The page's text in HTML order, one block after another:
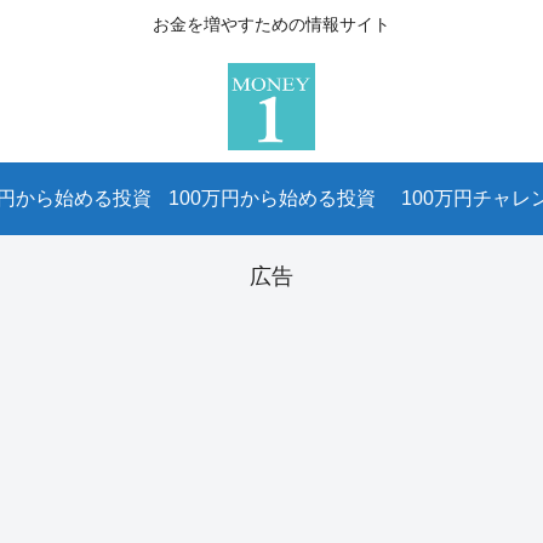
お金を増やすための情報サイト
から始める投資 100万円から始める投資 100万円チャレ
広告